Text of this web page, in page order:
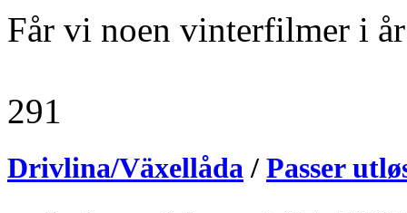
Får vi noen vinterfilmer i
291
Drivlina/Växellåda / Passer